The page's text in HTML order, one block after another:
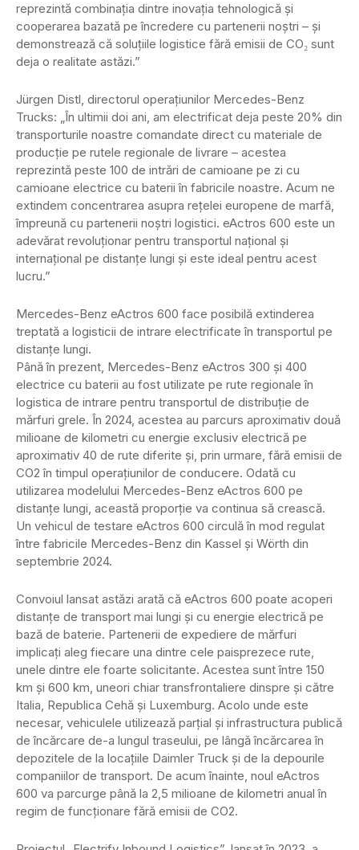
reprezintă combinația dintre inovația tehnologică și
cooperarea bazată pe încredere cu partenerii noștri – și
demonstrează că soluțiile logistice fără emisii de CO₂ sunt
deja o realitate astăzi.”
Jürgen Distl, directorul operațiunilor Mercedes-Benz
Trucks: „În ultimii doi ani, am electrificat deja peste 20% din
transporturile noastre comandate direct cu materiale de
producție pe rutele regionale de livrare – acestea
reprezintă peste 100 de intrări de camioane pe zi cu
camioane electrice cu baterii în fabricile noastre. Acum ne
extindem concentrarea asupra rețelei europene de marfă,
împreună cu partenerii noștri logistici. eActros 600 este un
adevărat revoluționar pentru transportul național și
internațional pe distanțe lungi și este ideal pentru acest
lucru.”
Mercedes-Benz eActros 600 face posibilă extinderea
treptată a logisticii de intrare electrificate în transportul pe
distanțe lungi.
Până în prezent, Mercedes-Benz eActros 300 și 400
electrice cu baterii au fost utilizate pe rute regionale în
logistica de intrare pentru transportul de distribuție de
mărfuri grele. În 2024, acestea au parcurs aproximativ două
milioane de kilometri cu energie exclusiv electrică pe
aproximativ 40 de rute diferite și, prin urmare, fără emisii de
CO2 în timpul operațiunilor de conducere. Odată cu
utilizarea modelului Mercedes-Benz eActros 600 pe
distanțe lungi, această proporție va continua să crească.
Un vehicul de testare eActros 600 circulă în mod regulat
între fabricile Mercedes-Benz din Kassel și Wörth din
septembrie 2024.
Convoiul lansat astăzi arată că eActros 600 poate acoperi
distanțe de transport mai lungi și cu energie electrică pe
bază de baterie. Partenerii de expediere de mărfuri
implicați aleg fiecare una dintre cele paisprezece rute,
unele dintre ele foarte solicitante. Acestea sunt între 150
km și 600 km, uneori chiar transfrontaliere dinspre și către
Italia, Republica Cehă și Luxemburg. Acolo unde este
necesar, vehiculele utilizează parțial și infrastructura publică
de încărcare de-a lungul traseului, pe lângă încărcarea în
depozitele de la locațiile Daimler Truck și de la depourile
companiilor de transport. De acum înainte, noul eActros
600 va parcurge până la 2,5 milioane de kilometri anual în
regim de funcționare fără emisii de CO2.